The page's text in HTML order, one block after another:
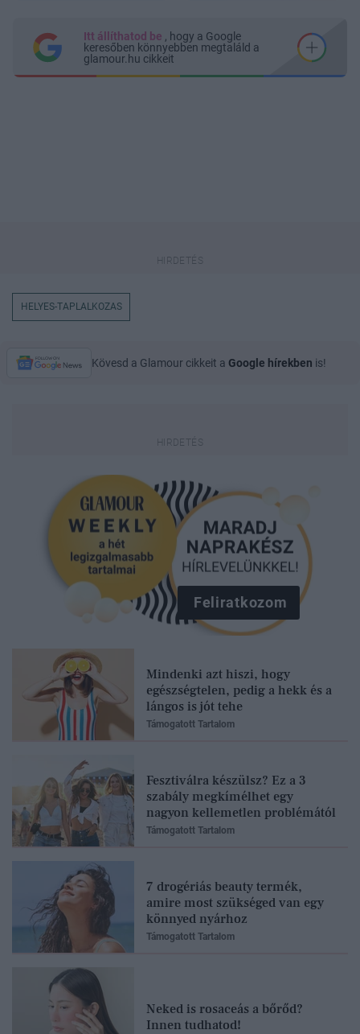
Itt állíthatod be , hogy a Google
keresőben könnyebben megtaláld a
glamour.hu cikkeit
HELYES-TAPLALKOZAS
Kövesd a Glamour cikkeit a Google hírekben is!
Feliratkozom
Mindenki azt hiszi, hogy
egészségtelen, pedig a hekk és a
lángos is jót tehe
Támogatott Tartalom
Fesztiválra készülsz? Ez a 3
szabály megkímélhet egy
nagyon kellemetlen problémától
Támogatott Tartalom
7 drogériás beauty termék,
amire most szükséged van egy
könnyed nyárhoz
Támogatott Tartalom
Neked is rosaceás a bőrőd?
Innen tudhatod!